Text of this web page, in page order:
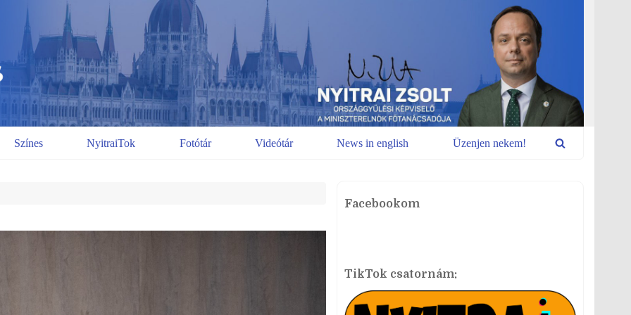
Színes NyitraiTok Fotótár Videótár News in english Üzenjen nekem!
Facebookom
TikTok csatornám: